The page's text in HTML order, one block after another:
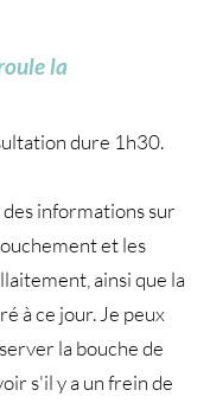
la
dure 1h30.
des informations sur
et les
ainsi que la
à ce jour. Je peux
la bouche de
s'il y a un frein de